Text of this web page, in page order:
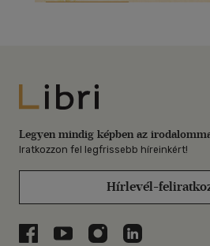
Libri
Legyen mindig képben az
Iratkozzon fel legfrissebb híreinkért!
Hírlevél-
Libri a Facebookon
Libri a Youtube-on
Libri azLibri a